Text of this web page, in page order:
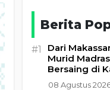
Berita
#1
Dari
Murid
Bersaing di
08 Agustus